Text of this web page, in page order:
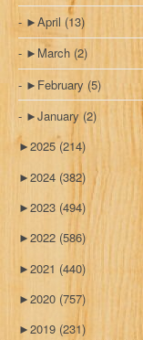
►April (13)
► March (2)
► February (5)
►January (2)
►2025 (214)
►2024 (382)
►2023 (494)
►2022 (586)
►2021 (440)
►2020 (757)
►2019 (231)